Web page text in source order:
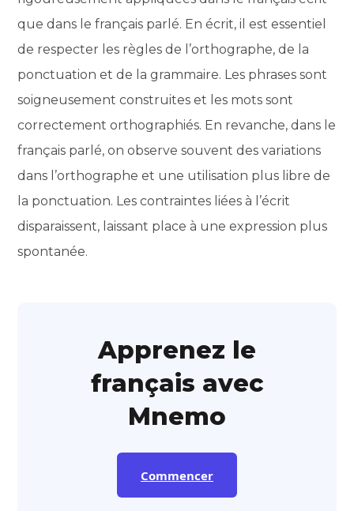
que dans le français parlé. En écrit, il est essentiel
de respecter les règles de l’orthographe, de la
ponctuation et de la grammaire. Les phrases sont
soigneusement construites et les mots sont
correctement orthographiés. En revanche, dans le
français parlé, on observe souvent des variations
dans l’orthographe et une utilisation plus libre de
la ponctuation. Les contraintes liées à l’écrit
disparaissent, laissant place à une expression plus
spontanée.
Apprenez le
français avec
Mnemo
Commencer